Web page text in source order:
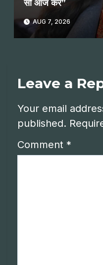
सो आज कर”
AUG 7, 2026
Leave a
Your email
published.
Comment *